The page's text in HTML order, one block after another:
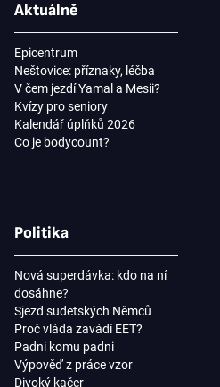
Aktuálně
Epicentrum
Neštovice: příznaky, léčba
V čem jezdí Yamal a Mesii?
Kvízy pro seniory
Kalendář úplňků 2026
Co je bodycount?
Politika
Nová superdávka: kdo na ní
dosáhne?
Sjezd sudetských Němců
Proč vláda zavádí EET?
Padni komu padni
Výpověď z práce vzor
Divoký kačer